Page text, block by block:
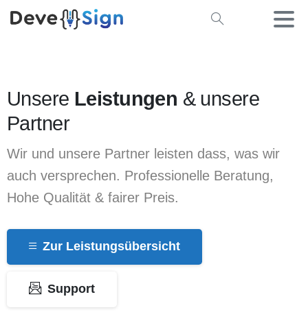
Unsere Leistungen & unsere
Partner
Wir und unsere Partner leisten dass, was wir
auch versprechen. Professionelle Beratung,
Hohe Qualität & fairer Preis.
Zur Leistungsübersicht
Support